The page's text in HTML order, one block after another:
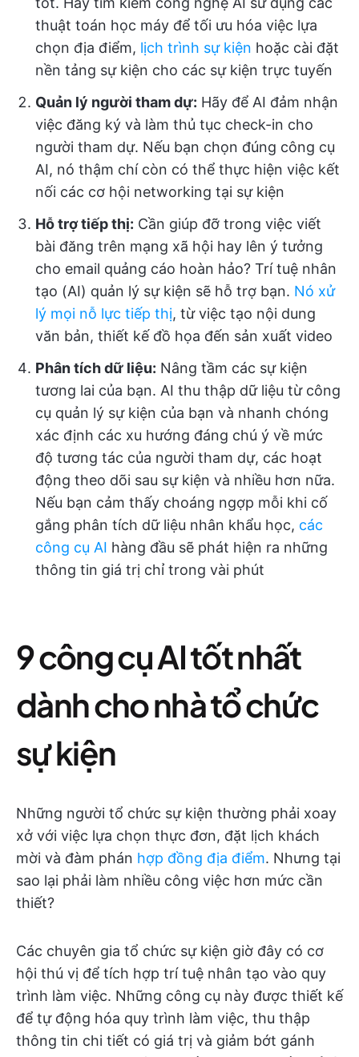
thuật toán học máy để tối ưu hóa việc lựa
chọn địa điểm, lịch trình sự kiện hoặc cài đặt
nền tảng sự kiện cho các sự kiện trực tuyến
Quản lý người tham dự: Hãy để AI đảm nhận
việc đăng ký và làm thủ tục check-in cho
người tham dự. Nếu bạn chọn đúng công cụ
AI, nó thậm chí còn có thể thực hiện việc kết
nối các cơ hội networking tại sự kiện
Hỗ trợ tiếp thị: Cần giúp đỡ trong việc viết
bài đăng trên mạng xã hội hay lên ý tưởng
cho email quảng cáo hoàn hảo? Trí tuệ nhân
tạo (AI) quản lý sự kiện sẽ hỗ trợ bạn. Nó xử
lý mọi nỗ lực tiếp thị, từ việc tạo nội dung
văn bản, thiết kế đồ họa đến sản xuất video
Phân tích dữ liệu: Nâng tầm các sự kiện
tương lai của bạn. AI thu thập dữ liệu từ công
cụ quản lý sự kiện của bạn và nhanh chóng
xác định các xu hướng đáng chú ý về mức
độ tương tác của người tham dự, các hoạt
động theo dõi sau sự kiện và nhiều hơn nữa.
Nếu bạn cảm thấy choáng ngợp mỗi khi cố
gắng phân tích dữ liệu nhân khẩu học, các
công cụ AI hàng đầu sẽ phát hiện ra những
thông tin giá trị chỉ trong vài phút
9 công cụ AI tốt nhất
dành cho nhà tổ chức
sự kiện
Những người tổ chức sự kiện thường phải xoay
xở với việc lựa chọn thực đơn, đặt lịch khách
mời và đàm phán hợp đồng địa điểm. Nhưng tại
sao lại phải làm nhiều công việc hơn mức cần
thiết?
Các chuyên gia tổ chức sự kiện giờ đây có cơ
hội thú vị để tích hợp trí tuệ nhân tạo vào quy
trình làm việc. Những công cụ này được thiết kế
để tự động hóa quy trình làm việc, thu thập
thông tin chi tiết có giá trị và giảm bớt gánh